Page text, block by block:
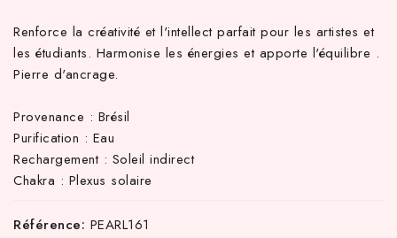
Renforce la créativité et l'intellect parfait pour les artistes et
les étudiants. Harmonise les énergies et apporte l'équilibre .
Pierre d'ancrage.
Provenance : Brésil
Purification : Eau
Rechargement : Soleil indirect
Chakra : Plexus solaire
Référence: PEARL161